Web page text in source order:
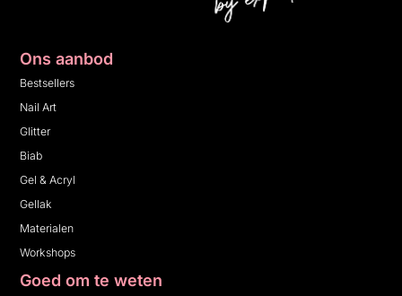
Ons aanbod
Bestsellers
Nail Art
Glitter
Biab
Gel & Acryl
Gellak
Materialen
Workshops
Goed om te weten